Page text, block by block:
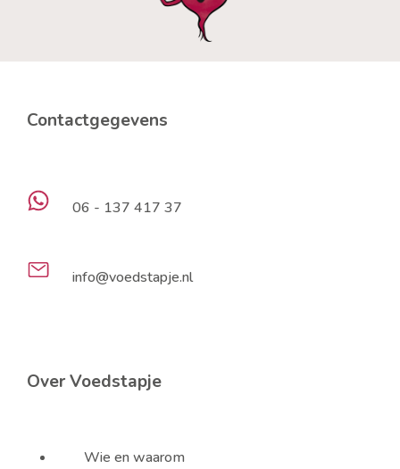
Contactgegevens
06 - 137 417 37
info@voedstapje.nl
Over Voedstapje
Wie en waarom